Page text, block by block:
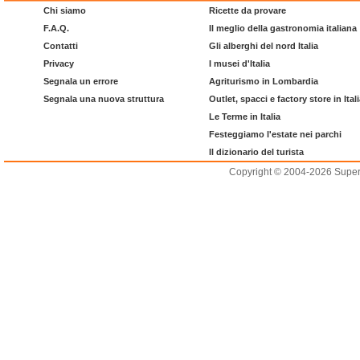
Chi siamo
F.A.Q.
Contatti
Privacy
Segnala un errore
Segnala una nuova struttura
Ricette da provare
Il meglio della gastronomia italiana
Gli alberghi del nord Italia
I musei d'Italia
Agriturismo in Lombardia
Outlet, spacci e factory store in
Le Terme in Italia
Festeggiamo l'estate nei parchi
Il dizionario del turista
Copyright © 2004-2026